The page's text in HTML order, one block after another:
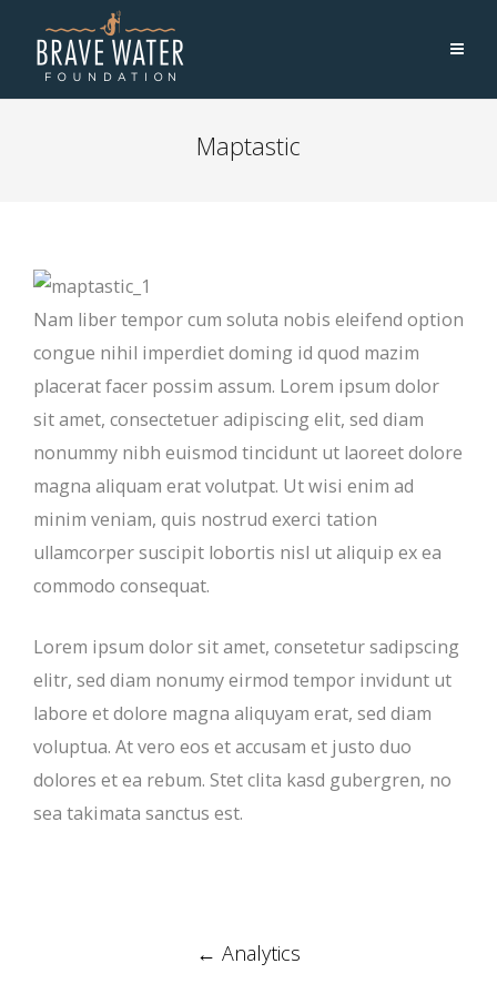
Maptastic
Nam liber tempor cum soluta nobis eleifend option
congue nihil imperdiet doming id quod mazim
placerat facer possim assum. Lorem ipsum dolor
sit amet, consectetuer adipiscing elit, sed diam
nonummy nibh euismod tincidunt ut laoreet dolore
magna aliquam erat volutpat. Ut wisi enim ad
minim veniam, quis nostrud exerci tation
ullamcorper suscipit lobortis nisl ut aliquip ex ea
commodo consequat.
Lorem ipsum dolor sit amet, consetetur sadipscing
elitr, sed diam nonumy eirmod tempor invidunt ut
labore et dolore magna aliquyam erat, sed diam
voluptua. At vero eos et accusam et justo duo
dolores et ea rebum. Stet clita kasd gubergren, no
sea takimata sanctus est.
← Analytics